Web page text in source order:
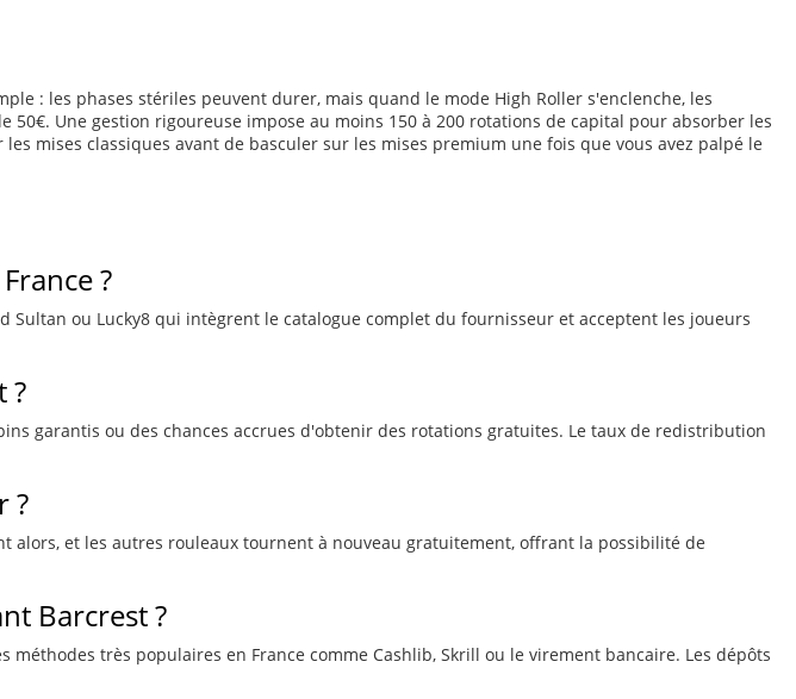
: les phases stériles peuvent durer, mais quand le mode High Roller s'enclenche, les
Une gestion rigoureuse impose au moins 150 à 200 rotations de capital pour absorber les
mises classiques avant de basculer sur les mises premium une fois que vous avez palpé le
?
Sultan ou Lucky8 qui intègrent le catalogue complet du fournisseur et acceptent les joueurs
?
garantis ou des chances accrues d'obtenir des rotations gratuites. Le taux de redistribution
?
alors, et les autres rouleaux tournent à nouveau gratuitement, offrant la possibilité de
Barcrest ?
très populaires en France comme Cashlib, Skrill ou le virement bancaire. Les dépôts